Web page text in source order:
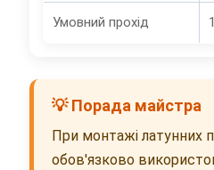
Умовний прохід
💡 Порада майстра
При монтажі латунних
обов'язково